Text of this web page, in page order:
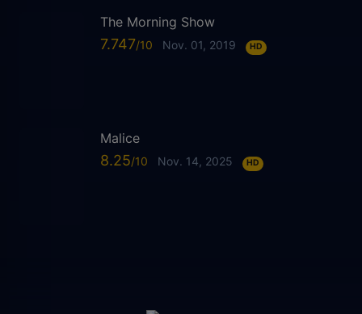
The Morning Show
7.747 Nov. 01, 2019 HD
Malice
8.25 Nov. 14, 2025 HD